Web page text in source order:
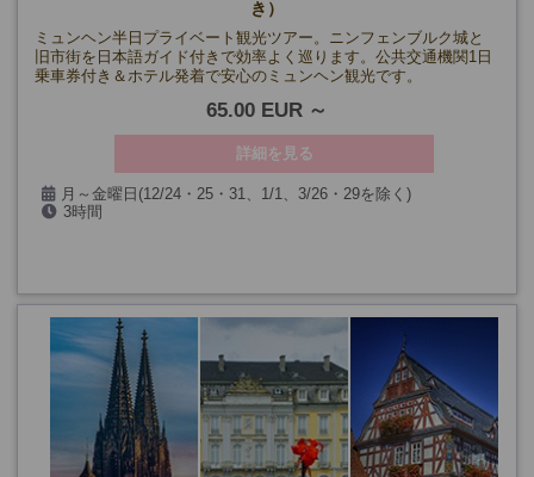
き）
ミュンヘン半日プライベート観光ツアー。ニンフェンブルク城と
旧市街を日本語ガイド付きで効率よく巡ります。公共交通機関1日
乗車券付き＆ホテル発着で安心のミュンヘン観光です。
65.00 EUR
詳細を見る
月～金曜日(12/24・25・31、1/1、3/26・29を除く)
3時間